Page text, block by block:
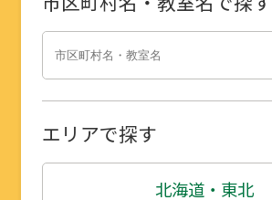
エリアで探す
北海道・東北